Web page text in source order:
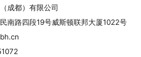
成都）有限公司
南路四段19号威斯顿联邦大厦1022号